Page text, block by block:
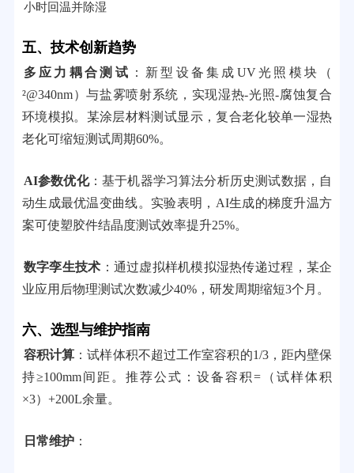
小时回温并除湿
五、技术创新趋势
多应力耦合测试 ：新型设备集成UV光照模块（
²@340nm）与盐雾喷射系统，实现湿热-光照-腐蚀复合
环境模拟。某涂层材料测试显示，复合老化较单一湿热
老化可缩短测试周期60%。
AI参数优化：基于机器学习算法分析历史测试数据，自
动生成最优温变曲线。实验表明，AI生成的梯度升温方
案可使塑胶件结晶度测试效率提升25%。
数字孪生技术 ：通过虚拟样机模拟湿热传递过程，某企
业应用后物理测试次数减少40%，研发周期缩短3个月。
六、选型与维护指南
容积计算 ：试样体积不超过工作室容积的1/3，距内壁保
持≥100mm间距。推荐公式：设备容积=（试样体积
×3）+200L余量。
日常维护：